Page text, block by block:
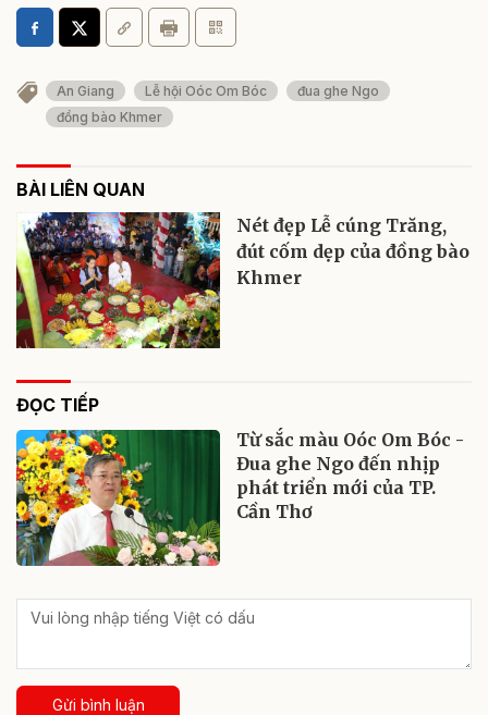
An Giang Lễ hội Oóc Om Bóc
đua ghe Ngo
đồng bào Khmer
BÀI LIÊN QUAN
Nét đẹp Lễ cúng Trăng,
đút cốm dẹp của đồng bào
Khmer
ĐỌC TIẾP
Từ sắc màu Oóc Om Bóc -
Đua ghe Ngo đến nhịp
phát triển mới của TP.
Cần Thơ
Gửi bình luận